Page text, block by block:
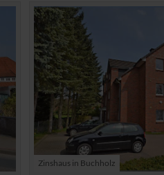
Zinshaus in Buchholz